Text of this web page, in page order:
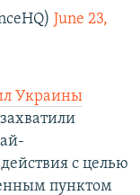
June 23,
Украины
с целью
пунктом